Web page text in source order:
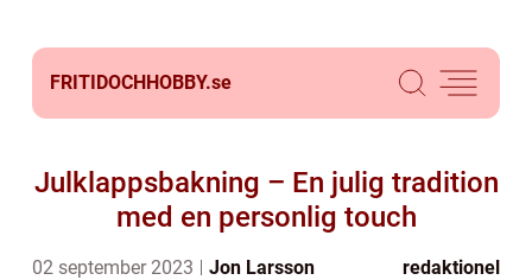
FRITIDOCHHOBBY.se
Julklappsbakning – En julig tradition
med en personlig touch
02 september 2023 Jon Larsson redaktionel